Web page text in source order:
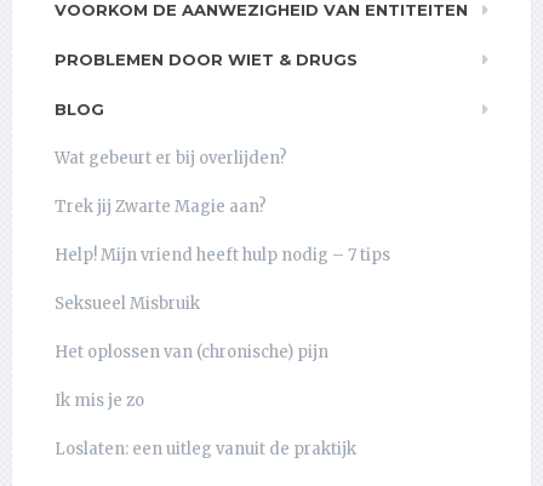
VOORKOM DE AANWEZIGHEID VAN ENTITEITEN
PROBLEMEN DOOR WIET & DRUGS
BLOG
Wat gebeurt er bij overlijden?
Trek jij Zwarte Magie aan?
Help! Mijn vriend heeft hulp nodig – 7 tips
Seksueel Misbruik
Het oplossen van (chronische) pijn
Ik mis je zo
Loslaten: een uitleg vanuit de praktijk